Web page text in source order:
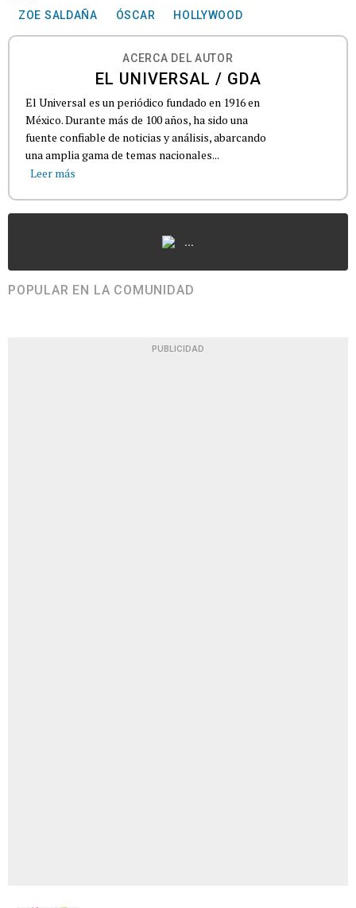
ZOE SALDAÑA ÓSCAR HOLLYWOOD
ACERCA DEL AUTOR
EL UNIVERSAL / GDA
El Universal es un periódico fundado en 1916 en
México. Durante más de 100 años, ha sido una
fuente confiable de noticias y análisis, abarcando
una amplia gama de temas nacionales...
Leer más
...
POPULAR EN LA COMUNIDAD
PUBLICIDAD